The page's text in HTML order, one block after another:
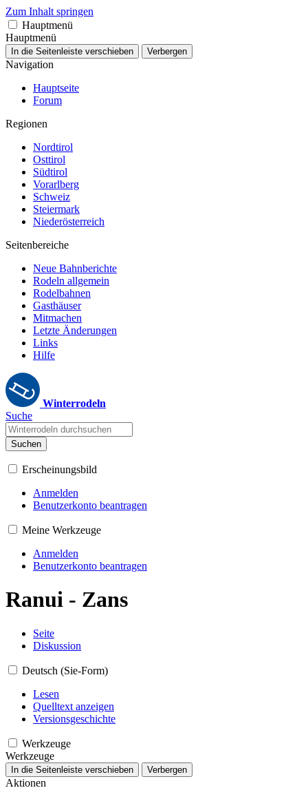
Zum Inhalt springen
Hauptmenü
Hauptmenü
In die Seitenleiste verschieben Verbergen
Navigation
Hauptseite
Forum
Regionen
Nordtirol
Osttirol
Südtirol
Vorarlberg
Schweiz
Steiermark
Niederösterreich
Seitenbereiche
Neue Bahnberichte
Rodeln allgemein
Rodelbahnen
Gasthäuser
Mitmachen
Letzte Änderungen
Links
Hilfe
Winterrodeln
Suche
Suchen
Erscheinungsbild
Anmelden
Benutzerkonto beantragen
Meine Werkzeuge
Anmelden
Benutzerkonto beantragen
Ranui - Zans
Seite
Diskussion
Deutsch (Sie-Form)
Lesen
Quelltext anzeigen
Versionsgeschichte
Werkzeuge
Werkzeuge
In die Seitenleiste verschieben Verbergen
Aktionen